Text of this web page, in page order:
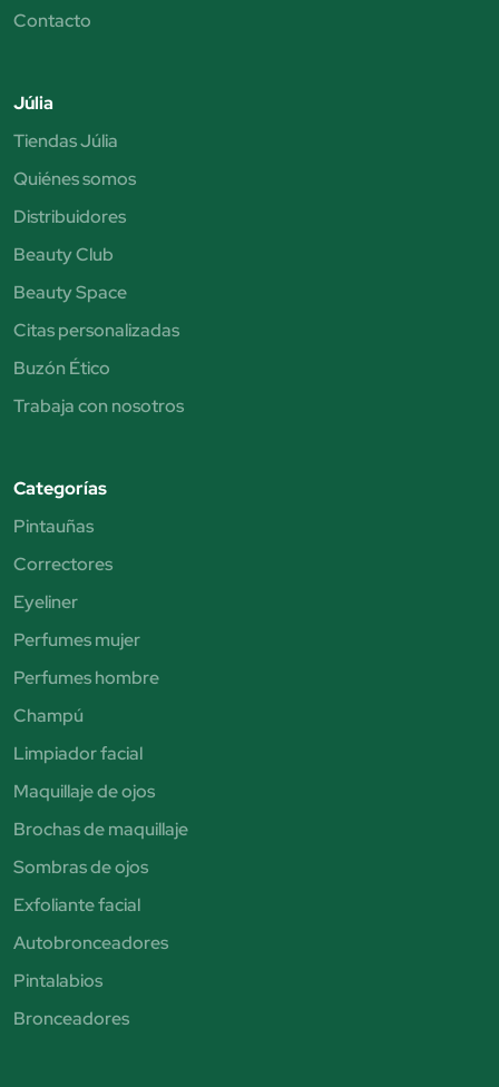
Contacto
Júlia
Tiendas Júlia
Quiénes somos
Distribuidores
Beauty Club
Beauty Space
Citas personalizadas
Buzón Ético
Trabaja con nosotros
Categorías
Pintauñas
Correctores
Eyeliner
Perfumes mujer
Perfumes hombre
Champú
Limpiador facial
Maquillaje de ojos
Brochas de maquillaje
Sombras de ojos
Exfoliante facial
Autobronceadores
Pintalabios
Bronceadores